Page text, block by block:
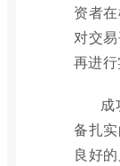
资者
对交
再进行
成
备扎
良好